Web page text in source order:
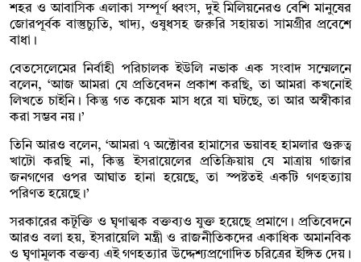
শহর ও আবাসিক এলাকা সম্পূর্ণ ধ্বংস, দুই মিলিয়নেরও বেশি মানুষের
জোরপূর্বক বাস্তুচ্যুতি, খাদ্য, ওষুধসহ জরুরি সহায়তা সামগ্রীর প্রবেশে
বাধা।
বেতসেলেমের নির্বাহী পরিচালক ইউলি নভাক এক সংবাদ সম্মেলনে
বলেন, ‘আজ আমরা যে প্রতিবেদন প্রকাশ করছি, তা আমরা কখনোই
লিখতে চাইনি। কিন্তু গত কয়েক মাস ধরে যা ঘটছে, তা আর অস্বীকার
করা সম্ভব নয়।’
তিনি আরও বলেন, ‘আমরা ৭ অক্টোবর হামাসের ভয়াবহ হামলার গুরুত্ব
খাটো করছি না, কিন্তু ইসরায়েলের প্রতিক্রিয়ায় যে মাত্রায় গাজার
জনগণের ওপর আঘাত হানা হয়েছে, তা স্পষ্টতই একটি গণহত্যায়
পরিণত হয়েছে।’
সরকারের কটূক্তি ও ঘৃণাত্মক বক্তব্যও যুক্ত হয়েছে প্রমাণে। প্রতিবেদনে
আরও বলা হয়, ইসরায়েলি মন্ত্রী ও রাজনীতিকদের একাধিক অমানবিক
ও ঘৃণামূলক বক্তব্য এই গণহত্যার উদ্দেশ্যপ্রণোদিত চরিত্রের ইঙ্গিত দেয়।